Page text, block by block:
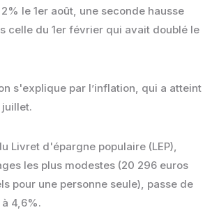
le 1er août, une seconde hausse
celle du 1er février qui avait doublé le
s'explique par l’inflation, qui a atteint
juillet.
Livret d'épargne populaire (LEP),
les plus modestes (20 296 euros
pour une personne seule), passe de
4,6%.